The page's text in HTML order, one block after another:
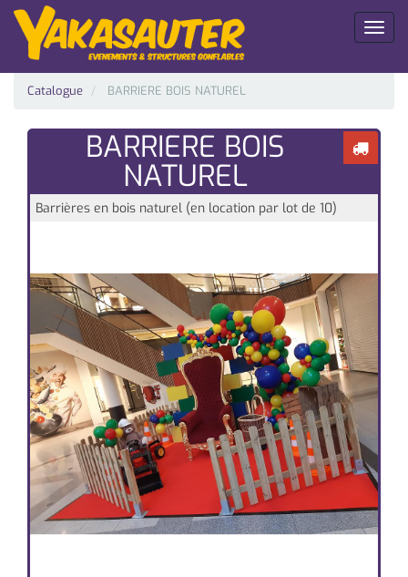
Toggle
Catalogue BARRIERE BOIS NATUREL
BARRIERE BOIS
NATUREL
Barrières en bois naturel (en location par lot de 10)